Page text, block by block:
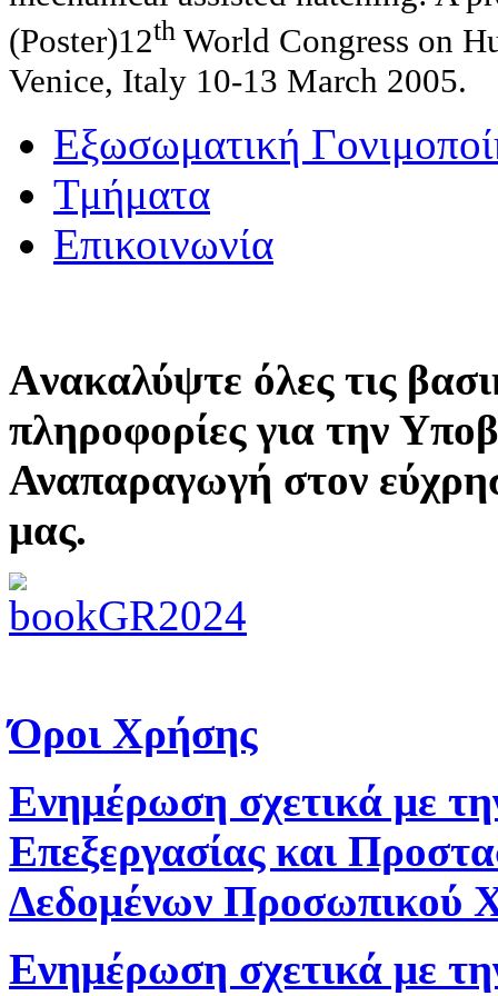
(Poster)12th World Congress on
Venice, Italy 10-13 March 2005.
Εξωσωματική
Τμήματα
Επικοινωνία
Aνακαλύψτε όλες τις
πληροφορίες για την
Αναπαραγωγή στον
μας.
Όροι Χρήσης
Ενημέρωση σχετικά με
Επεξεργασίας και
Δεδομένων Προσωπικού
Ενημέρωση σχετικά με